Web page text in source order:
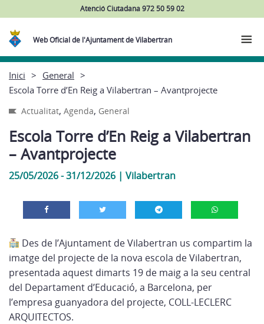
Atenció Ciutadana 972 50 59 02
Web Oficial de l'Ajuntament de Vilabertran
Inici
General
Escola Torre d’En Reig a Vilabertran – Avantprojecte
Actualitat, Agenda, General
Escola Torre d’En Reig a Vilabertran
– Avantprojecte
25/05/2026 - 31/12/2026 | Vilabertran
Des de l’Ajuntament de Vilabertran us compartim la
imatge del projecte de la nova escola de Vilabertran,
presentada aquest dimarts 19 de maig a la seu central
del Departament d’Educació, a Barcelona, per
l’empresa guanyadora del projecte, COLL-LECLERC
ARQUITECTOS.